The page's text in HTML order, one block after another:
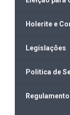
Holerite e
Legislações
Politica de